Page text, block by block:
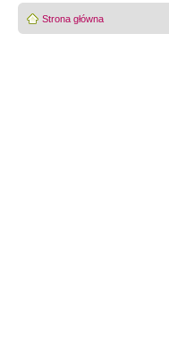
Strona główna